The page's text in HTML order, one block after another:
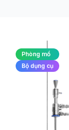
Sản phẩm
Đối tác
Phòng mổ
Bộ dụng cụ